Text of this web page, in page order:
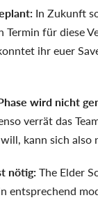
In Zukunft
Termin für diese
ihr euer
wird nicht
verrät das
kann sich
nötig:The Elder
entsprechend